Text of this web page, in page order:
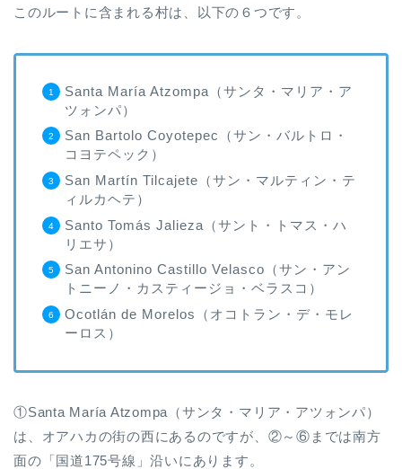
このルートに含まれる村は、以下の６つです。
Santa María Atzompa（サンタ・マリア・ア
ツォンパ）
San Bartolo Coyotepec（サン・バルトロ・
コヨテペック）
San Martín Tilcajete（サン・マルティン・テ
ィルカヘテ）
Santo Tomás Jalieza（サント・トマス・ハ
リエサ）
San Antonino Castillo Velasco（サン・アン
トニーノ・カスティージョ・ベラスコ）
Ocotlán de Morelos（オコトラン・デ・モレ
ーロス）
①Santa María Atzompa（サンタ・マリア・アツォンパ）
は、オアハカの街の西にあるのですが、②～⑥までは南方
面の「国道175号線」沿いにあります。